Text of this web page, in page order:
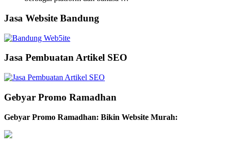
Jasa Website Bandung
Jasa Pembuatan Artikel SEO
Gebyar Promo Ramadhan
Gebyar Promo Ramadhan: Bikin Website Murah: